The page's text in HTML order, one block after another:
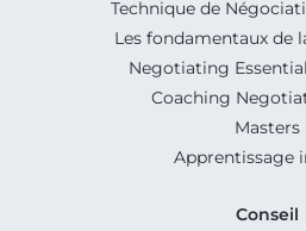
Technique de
Les fondamentaux de
Negotiating
Coaching
Masters
Apprentissage
Conseil